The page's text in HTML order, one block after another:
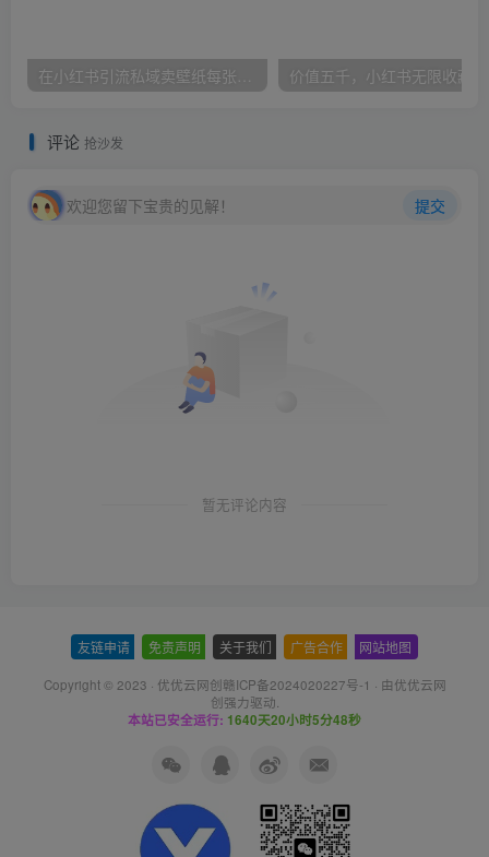
在小红书引流私域卖壁纸每张29元单日最高卖出200张(0-1搭建教程)
评论 抢沙发
欢迎您留下宝贵的见解！ 提交
暂无评论内容
友链申请 免责声明 关于我们 广告合作 网站地图
Copyright © 2023 · 优优云网创赣ICP备2024020227号-1 · 由优优云网
创强力驱动.
本站已安全运行: 1640天20小时5分49秒